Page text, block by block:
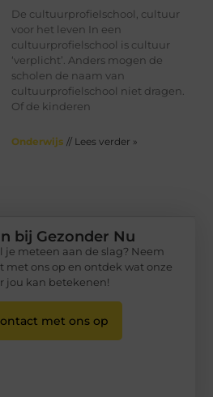
De cultuurprofielschool, cultuur
voor het leven In een
cultuurprofielschool is cultuur
‘verplicht’. Anders mogen de
scholen de naam van
cultuurprofielschool niet dragen.
Of de kinderen
Onderwijs // Lees verder »
bij Gezonder Nu
je meteen aan de slag? Neem
met ons op en ontdek wat onze
jou kan betekenen!
met ons op